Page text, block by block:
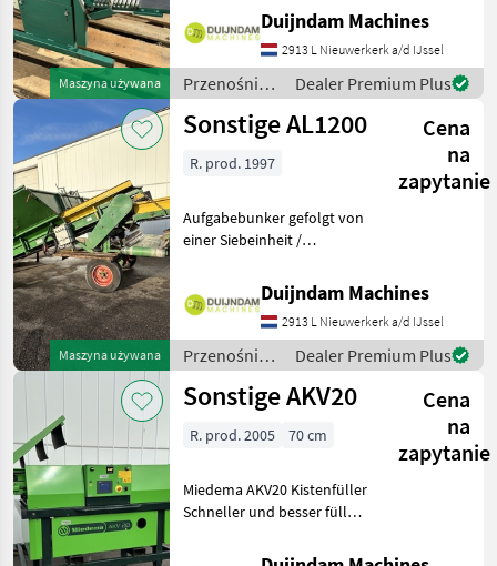
Maszyna używana
automatischen und
gewichtsgenauen Befüllung
von Kleinkisten mit Obst,
Duijndam Machines
2913 L Nieuwerkerk a/d IJssel
Przenośniki
/ Sonstige
Dealer Premium Plus
Maszyna używana
Sonstige AL1200
Cena
na
zapytanie
R. prod. 1997
Aufgabebunker gefolgt von
einer Siebeinheit /
Dosierung mit einem
DosierschieberRegulierbare
GeschwindigkeitSiebkette
Querförderband Weitere
Duijndam Machines
2913 L Nieuwerkerk a/d IJssel
Przenośniki
/ Sonstige
Dealer Premium Plus
Sonstige AKV20
Cena
na
zapytanie
R. prod. 2005 70 cm
Miedema AKV20 Kistenfüller
Schneller und besser füllen,
zu beschädigen. Miedema